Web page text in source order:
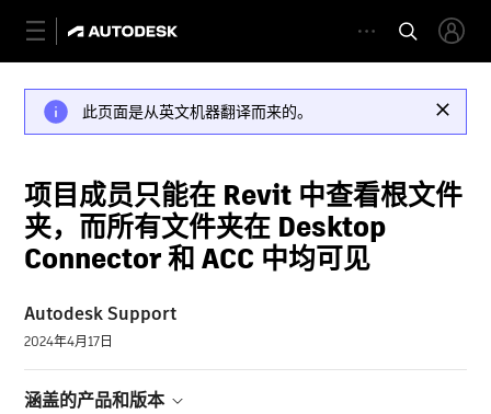
此页面是从英文机器翻译而来的。
项目成员只能在 Revit 中查看根文件
夹，而所有文件夹在 Desktop
Connector 和 ACC 中均可见
Autodesk Support
2024年4月17日
涵盖的产品和版本